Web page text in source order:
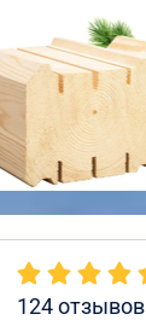
124отзывов